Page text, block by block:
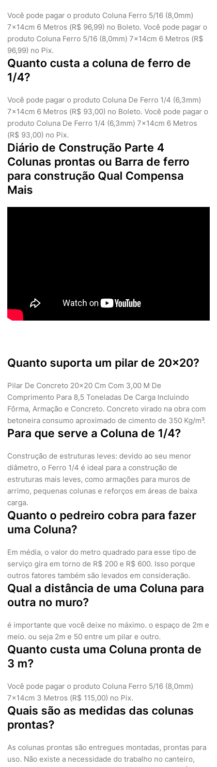
Você pode pagar o produto Coluna Ferro 5/16 (8,0mm)
7x14cm 6 Metros (R$ 96,99) no Boleto. Você pode pagar o
produto Coluna Ferro 5/16 (8,0mm) 7x14cm 6 Metros (R$
96,99) no Pix.
Quanto custa a coluna de ferro de
1/4?
Você pode pagar o produto Coluna De Ferro 1/4 (6,3mm)
7x14cm 6 Metros (R$ 93,00) no Boleto. Você pode pagar o
produto Coluna De Ferro 1/4 (6,3mm) 7x14cm 6 Metros
(R$ 93,00) no Pix.
Diário de Construção Parte 4
Colunas prontas ou Barra de ferro
para construção Qual Compensa
Mais
Quanto suporta um pilar de 20x20?
Pilar De Concreto 20x20 Cm Com 3,00 M De
Comprimento Para 8,5 Toneladas De Carga Incluindo
Fôrma, Armação e Concreto. Concreto virado na obra com
betoneira consumo aproximado de cimento de 350 Kg/m³.
Para que serve a Coluna de 1/4?
Construção de estruturas leves: devido ao seu menor
diâmetro, o Ferro 1/4 é ideal para a construção de
estruturas mais leves, como armações para muros de
arrimo, pequenas colunas e reforços em áreas de baixa
carga.
Quanto o pedreiro cobra para fazer
uma Coluna?
Em média, o valor do metro quadrado para esse tipo de
serviço gira em torno de R$ 200 e R$ 600. Isso porque
outros fatores também são levados em consideração.
Qual a distância de uma Coluna para
outra no muro?
é importante que você deixe no máximo. o espaço de 2m e
meio. ou seja 2m e 50 entre um pilar e outro.
Quanto custa uma Coluna pronta de
3 m?
Você pode pagar o produto Coluna Ferro 5/16 (8,0mm)
7x14cm 3 Metros (R$ 115,00) no Pix.
Quais são as medidas das colunas
prontas?
As colunas prontas são entregues montadas, prontas para
uso. Não existe a necessidade do trabalho no canteiro,